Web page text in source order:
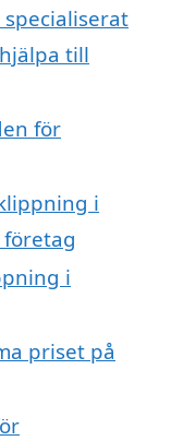
till
för
i
i
priset på